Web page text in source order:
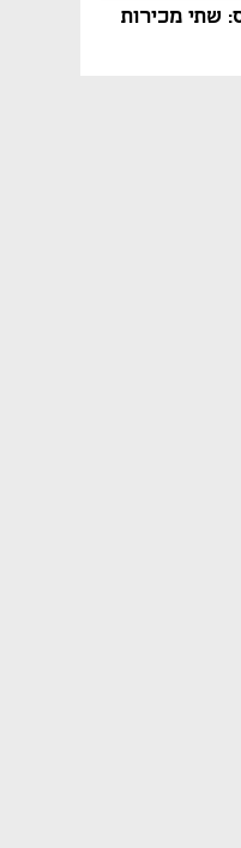
שתי מכירות